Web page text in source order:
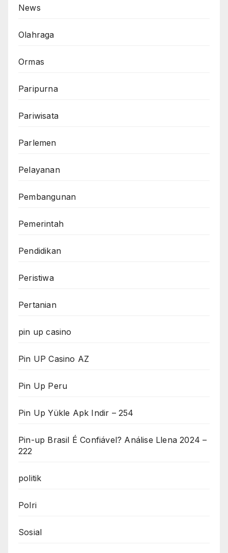
News
Olahraga
Ormas
Paripurna
Pariwisata
Parlemen
Pelayanan
Pembangunan
Pemerintah
Pendidikan
Peristiwa
Pertanian
pin up casino
Pin UP Casino AZ
Pin Up Peru
Pin Up Yükle Apk Indir – 254
Pin-up Brasil É Confiável? Análise Llena 2024 –
222
politik
Polri
Sosial